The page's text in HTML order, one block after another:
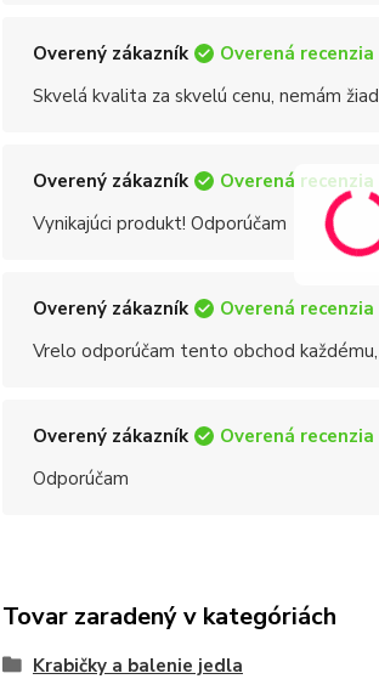
Overený zákazník Overená recenzia
Skvelá kvalita za skvelú cenu, nemám
Overený zákazník Overená recenzia
Vynikajúci produkt! Odporúčam
Overený zákazník Overená recenzia
Vrelo odporúčam tento obchod
Overený zákazník Overená recenzia
Odporúčam
Tovar zaradený v kategóriách
Krabičky a balenie jedla